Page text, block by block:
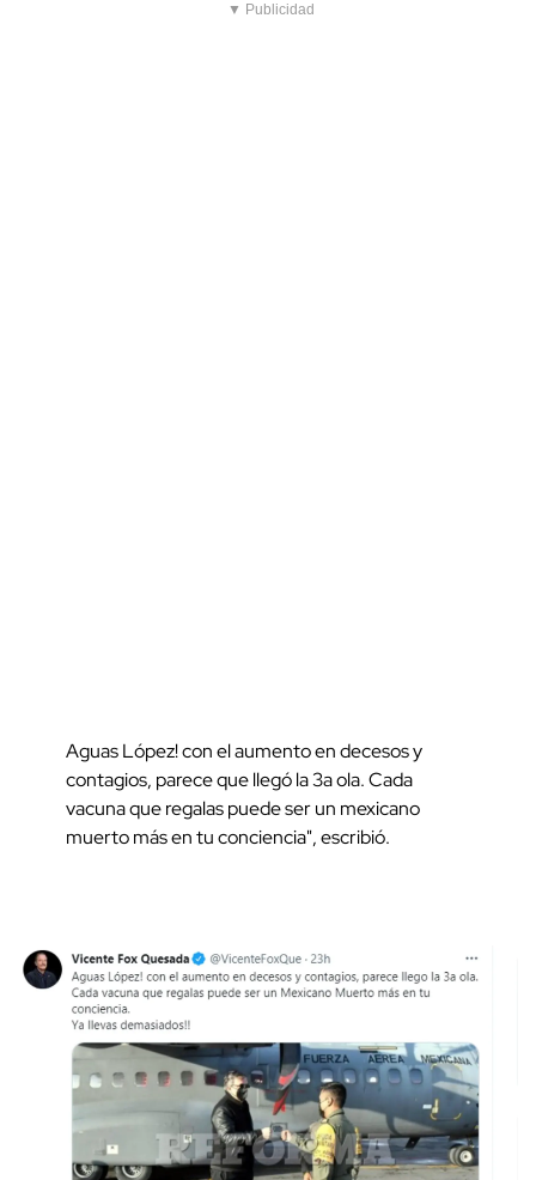
▼ Publicidad
Aguas López! con el aumento en decesos y
contagios, parece que llegó la 3a ola. Cada
vacuna que regalas puede ser un mexicano
muerto más en tu conciencia", escribió.